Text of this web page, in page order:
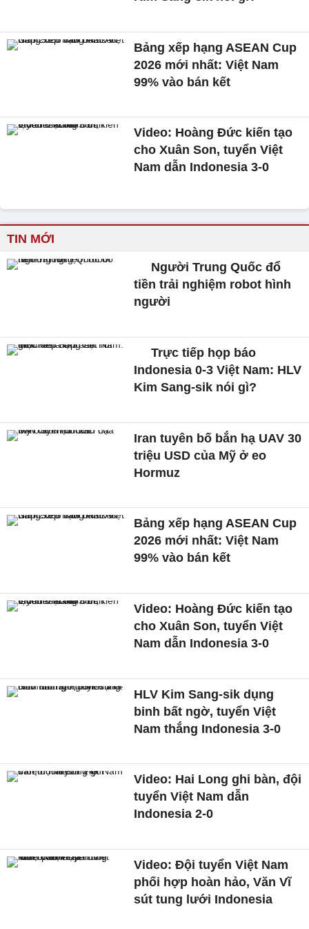
Bảng xếp hạng ASEAN Cup
2026 mới nhất: Việt Nam
99% vào bán kết
Video: Hoàng Đức kiến tạo
cho Xuân Son, tuyển Việt
Nam dẫn Indonesia 3-0
TIN MỚI
Người Trung Quốc đổ
tiền trải nghiệm robot hình
người
Trực tiếp họp báo
Indonesia 0-3 Việt Nam: HLV
Kim Sang-sik nói gì?
Iran tuyên bố bắn hạ UAV 30
triệu USD của Mỹ ở eo
Hormuz
Bảng xếp hạng ASEAN Cup
2026 mới nhất: Việt Nam
99% vào bán kết
Video: Hoàng Đức kiến tạo
cho Xuân Son, tuyển Việt
Nam dẫn Indonesia 3-0
HLV Kim Sang-sik dụng
binh bất ngờ, tuyển Việt
Nam thắng Indonesia 3-0
Video: Hai Long ghi bàn, đội
tuyển Việt Nam dẫn
Indonesia 2-0
Video: Đội tuyển Việt Nam
phối hợp hoàn hảo, Văn Vĩ
sút tung lưới Indonesia